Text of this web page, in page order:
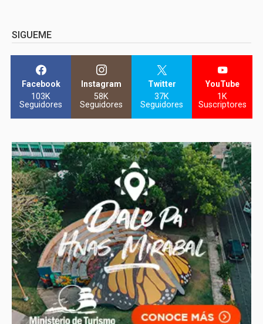
SIGUEME
Facebook
103K
Seguidores
Instagram
58K
Seguidores
Twitter
37K
Seguidores
YouTube
1K
Suscriptores